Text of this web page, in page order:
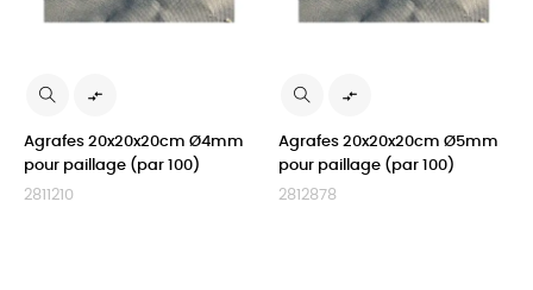

Agrafes 20x20x20cm Ø4mm
pour paillage (par 100)
2811210

Agrafes 20x20x20cm Ø5mm
pour paillage (par 100)
2812878